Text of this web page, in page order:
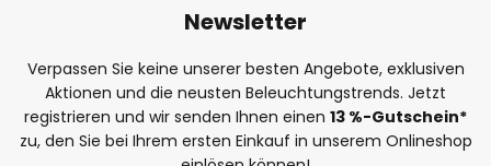
Newsletter
Verpassen Sie keine unserer besten Angebote, exklusiven
Aktionen und die neusten Beleuchtungstrends. Jetzt
registrieren und wir senden Ihnen einen 13 %-Gutschein*
zu, den Sie bei Ihrem ersten Einkauf in unserem Onlineshop